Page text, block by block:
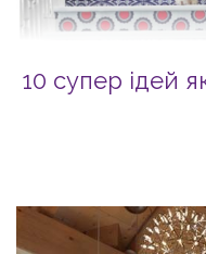
10 супер ідей